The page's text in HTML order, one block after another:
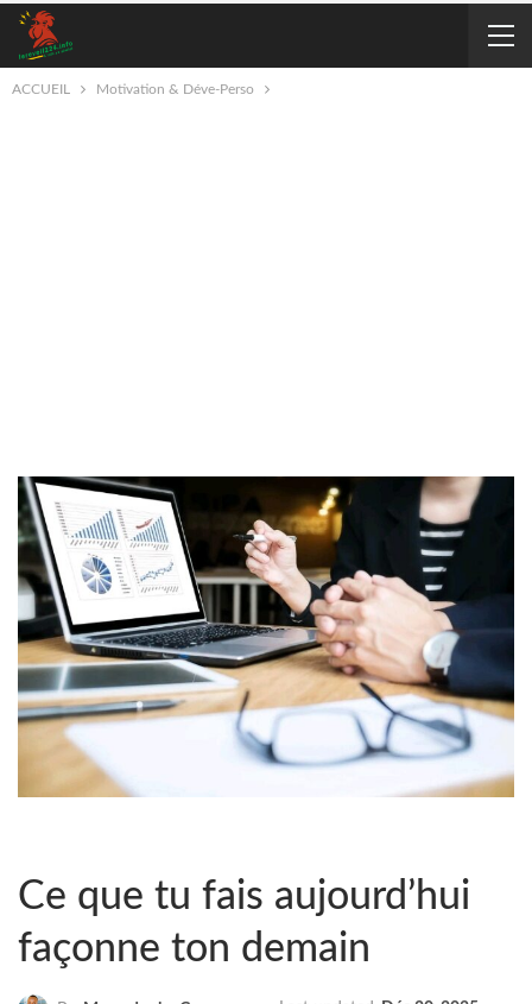
ACCUEIL Motivation & Déve-Perso
Ce que tu fais aujourd’hui
façonne ton demain